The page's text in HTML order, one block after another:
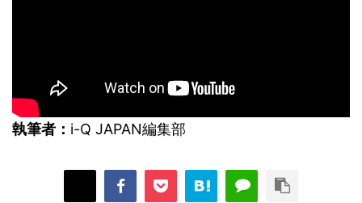
執筆者： i-Q JAPAN編集部